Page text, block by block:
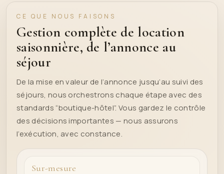
CE QUE NOUS FAISONS
Gestion complète de location
saisonnière, de l’annonce au
séjour
De la mise en valeur de l’annonce jusqu’au suivi des
séjours, nous orchestrons chaque étape avec des
standards “boutique-hôtel”. Vous gardez le contrôle
des décisions importantes — nous assurons
l’exécution, avec constance.
Sur-mesure